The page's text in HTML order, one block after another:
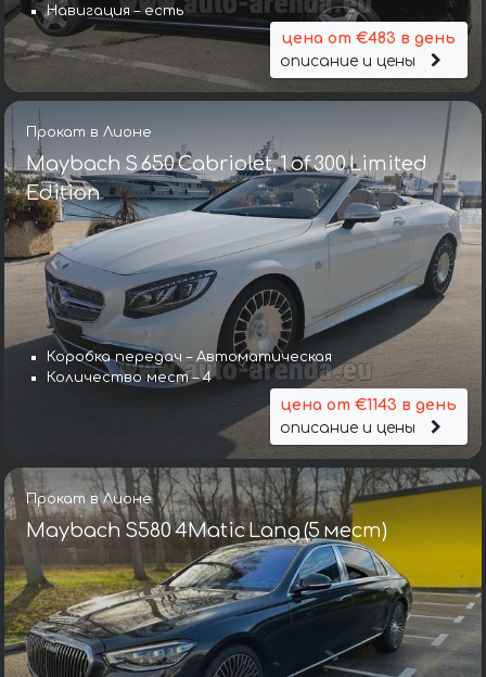
Навигация – есть
цена от €483 в день
описание и цены
Прокат в Лионе
Maybach S 650 Cabriolet, 1 of 300 Limited
Edition
Коробка передач – Автоматическая
Количество мест – 4
цена от €1143 в день
описание и цены
Прокат в Лионе
Maybach S580 4Matic Lang (5 мест)